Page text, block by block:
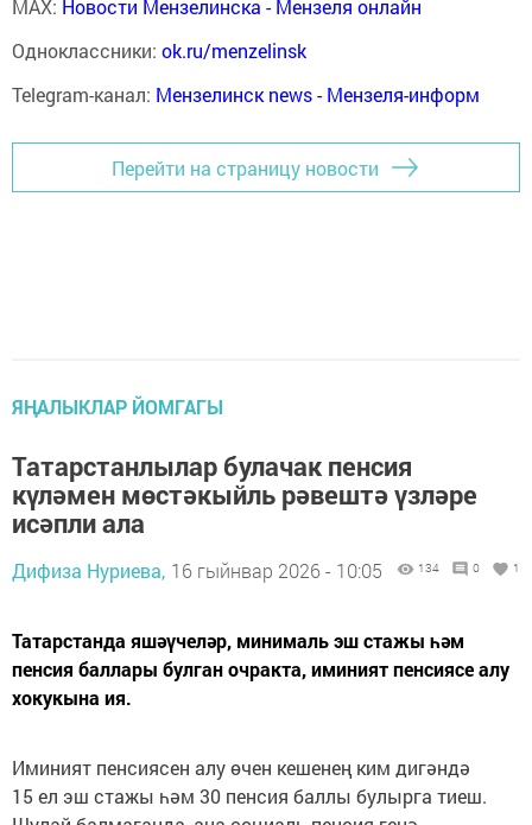
MAX: Новости Мензелинска - Мензеля онлайн
Одноклассники: ok.ru/menzelinsk
Telegram-канал: Мензелинск news - Мензеля-информ
Перейти на страницу новости
ЯҢАЛЫКЛАР ЙОМГАГЫ
Татарстанлылар булачак пенсия
күләмен мөстәкыйль рәвештә үзләре
исәпли ала
Дифиза Нуриева, 16 гыйнвар 2026 - 10:05 134 0 1
Татарстанда яшәүчеләр, минималь эш стажы һәм
пенсия баллары булган очракта, иминият пенсиясе алу
хокукына ия.
Иминият пенсиясен алу өчен кешенең ким дигәндә
15 ел эш стажы һәм 30 пенсия баллы булырга тиеш.